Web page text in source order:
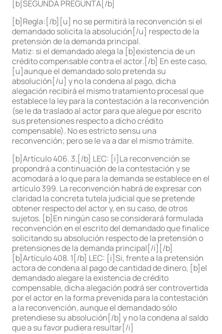
[b]SEGUNDA PREGUNTA[/b]
[b]Regla:[/b][u] no se permitirá la reconvención si el
demandado solicita la absolución[/u] respecto de la
pretensión de la demanda principal.
Matiz: si el demandado alega la [b]existencia de un
crédito compensable contra el actor.[/b] En este caso,
[u]aunque el demandado solo pretenda su
absolución[/u] y no la condena al pago, dicha
alegación recibirá el mismo tratamiento procesal que
establece la ley para la contestación a la reconvención
(se le da traslado al actor para que alegue por escrito
sus pretensiones respecto a dicho crédito
compensable). No es estricto sensu una
reconvención; pero se le va a dar el mismo trámite.
[b]Artículo 406. 3.[/b] LEC: [i]La reconvención se
propondrá a continuación de la contestación y se
acomodará a lo que para la demanda se establece en el
artículo 399. La reconvención habrá de expresar con
claridad la concreta tutela judicial que se pretende
obtener respecto del actor y, en su caso, de otros
sujetos. [b]En ningún caso se considerará formulada
reconvención en el escrito del demandado que finalice
solicitando su absolución respecto de la pretensión o
pretensiones de la demanda principal[/i][/b]
[b]Artículo 408. 1[/b] LEC: [i]Si, frente a la pretensión
actora de condena al pago de cantidad de dinero, [b]el
demandado alegare la existencia de crédito
compensable, dicha alegación podrá ser controvertida
por el actor en la forma prevenida para la contestación
a la reconvención, aunque el demandado sólo
pretendiese su absolución[/b] y no la condena al saldo
que a su favor pudiera resultar[/i]